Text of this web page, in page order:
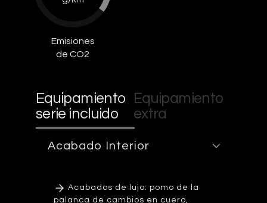
Emisiones
de CO2
Equipamiento
serie incluido
Equipamiento
extra
Acabado Interior
Acabados de lujo: pomo de la
palanca de cambios en cuero,